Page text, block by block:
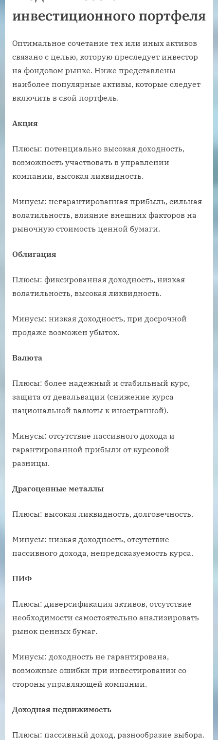
инвестиционного портфеля
Оптимальное сочетание тех или иных активов
связано с целью, которую преследует инвестор
на фондовом рынке. Ниже представлены
наиболее популярные активы, которые следует
включить в свой портфель.
Акция
Плюсы: потенциально высокая доходность,
возможность участвовать в управлении
компании, высокая ликвидность.
Минусы: негарантированная прибыль, сильная
волатильность, влияние внешних факторов на
рыночную стоимость ценной бумаги.
Облигация
Плюсы: фиксированная доходность, низкая
волатильность, высокая ликвидность.
Минусы: низкая доходность, при досрочной
продаже возможен убыток.
Валюта
Плюсы: более надежный и стабильный курс,
защита от девальвации (снижение курса
национальной валюты к иностранной).
Минусы: отсутствие пассивного дохода и
гарантированной прибыли от курсовой
разницы.
Драгоценные металлы
Плюсы: высокая ликвидность, долговечность.
Минусы: низкая доходность, отсутствие
пассивного дохода, непредсказуемость курса.
ПИФ
Плюсы: диверсификация активов, отсутствие
необходимости самостоятельно анализировать
рынок ценных бумаг.
Минусы: доходность не гарантирована,
возможные ошибки при инвестировании со
стороны управляющей компании.
Доходная недвижимость
Плюсы: пассивный доход, разнообразие выбора.